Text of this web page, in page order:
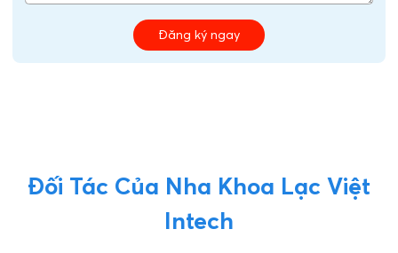
Đăng ký ngay
Đối Tác Của Nha Khoa Lạc Việt
Intech